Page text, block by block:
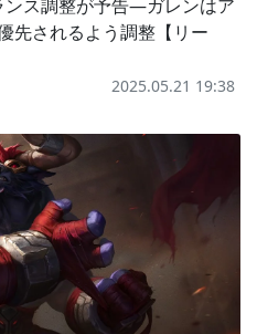
ンス調整が予告―ガレンはア
先されるよう調整【リー
2025.05.21 19:38